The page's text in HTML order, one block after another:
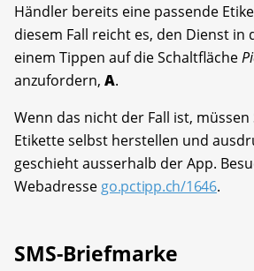
Händler bereits eine passende
diesem Fall reicht es, den Dienst in
einem Tippen auf die Schaltfläche
anzufordern, A.
Wenn das nicht der Fall ist, müssen
Etikette selbst herstellen und
geschieht ausserhalb der App.
Webadresse go.pctipp.ch/1646.
SMS-Briefmarke